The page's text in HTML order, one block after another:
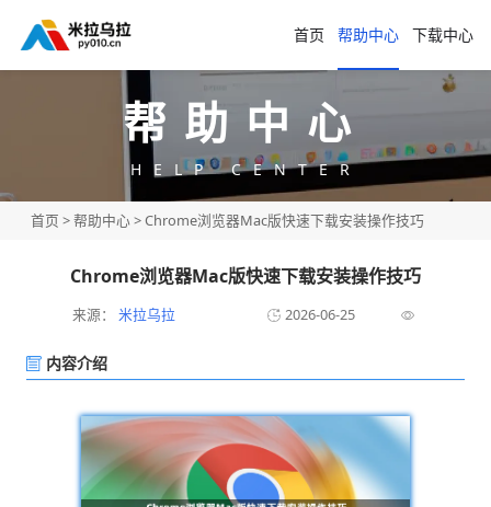
首页 帮助中心 下载中心
帮助中心
HELP CENTER
首页 >帮助中心> Chrome浏览器Mac版快速下载安装操作技巧
Chrome浏览器Mac版快速下载安装操作技巧
来源： 米拉乌拉 2026-06-25
内容介绍